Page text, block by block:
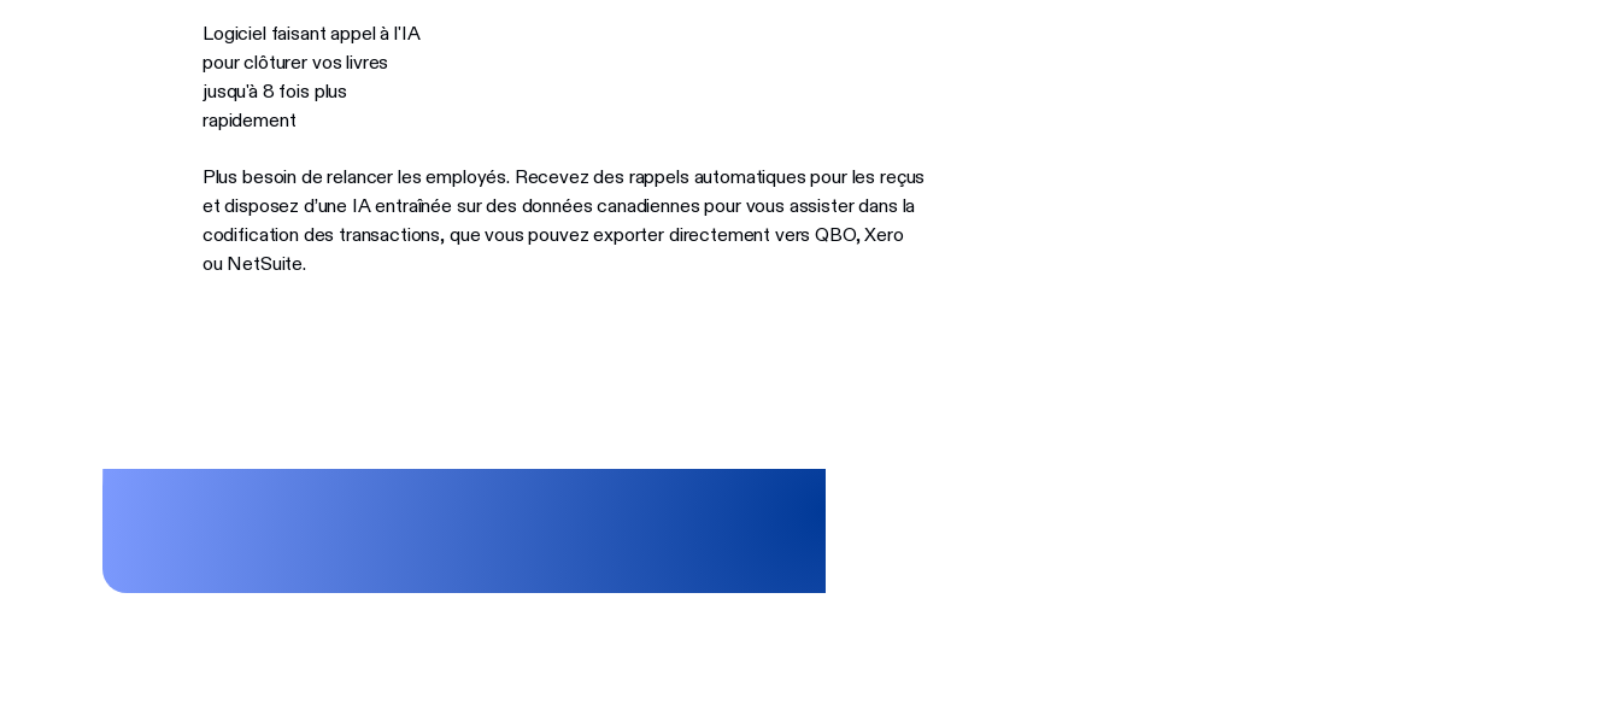
Logiciel faisant appel à l'IA
pour clôturer vos livres
jusqu'à 8 fois plus
rapidement
Plus besoin de relancer les employés. Recevez des rappels automatiques pour les reçus
et disposez d’une IA entraînée sur des données canadiennes pour vous assister dans la
codification des transactions, que vous pouvez exporter directement vers QBO, Xero
ou NetSuite.